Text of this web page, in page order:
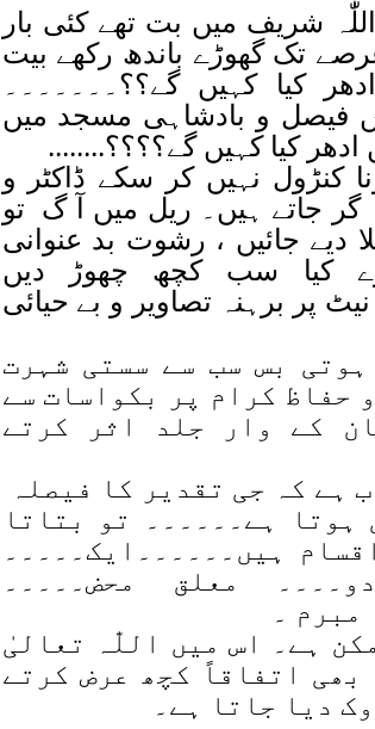
شریف میں بت تھے کئی بار
تک گھوڑے باندھ رکھے بیت
کیا کہیں گے؟؟۔۔۔۔۔۔۔
فیصل و بادشاہی مسجد میں
ادھر کیا کہیں گے؟؟؟؟........
کنڑول نہیں کر سکے ڈاکٹر و
گر جاتے ہیں۔ ریل میں آ گ تو
دیے جائیں ، رشوت بد عنوانی
کیا سب کچھ چھوڑ دیں
پر برہنہ تصاویر و بے حیائی
ہوتی بس سب سے سستی شہرت
حفاظ کرام پر بکواسات سے
کے وار جلد اثر کرتے
ہے کہ جی تقدیر کا فیصلہ
ہے۔۔۔۔۔۔ تو بتاتا
ہیں۔۔۔۔۔۔ایک۔۔۔۔۔
معلق محض۔۔۔۔۔
مبرم ۔
ہے۔ اس میں اللّٰہ تعالیٰ
اتفاقاً کچھ عرض کرتے
دیا جاتا ہے۔